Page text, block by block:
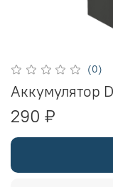
(0)
Аккумулятор
290 ₽